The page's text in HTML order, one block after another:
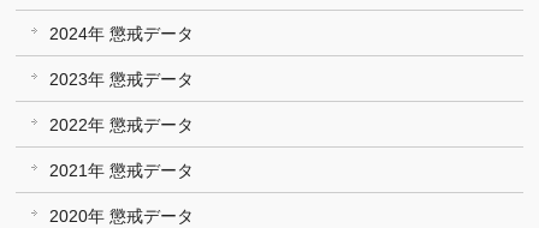
2024年 懲戒データ
2023年 懲戒データ
2022年 懲戒データ
2021年 懲戒データ
2020年 懲戒データ